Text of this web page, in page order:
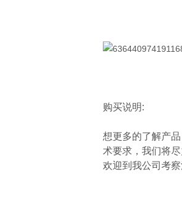
购买说明:
想更多的了解产
术要求，我们将
欢迎到我公司考